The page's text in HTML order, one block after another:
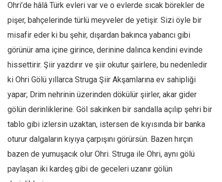
Ohri’de hâlâ Türk evleri var ve o evlerde sıcak börekler de
pişer, bahçelerinde türlü meyveler de yetişir. Sizi öyle bir
misafir eder ki bu şehir, dışardan bakınca yabancı gibi
görünür ama içine girince, derinine dalınca kendini evinde
hissettirir. Şiir yazdırır ve şiir okutur şairlere, bu nedenledir
ki Ohri Gölü yıllarca Struga Şiir Akşamlarına ev sahipliği
yapar; Drim nehrinin üzerinden dökülür şiirler, akar gider
gölün derinliklerine. Göl sakinken bir sandalla açılıp şehri bir
tablo gibi izlersin uzaktan, istersen de kıyısında bir banka
oturur dalgaların kıyıya çarpışını görürsün. Bazen hırçın
bazen de yumuşacık olur Ohri. Struga ile Ohri, aynı gölü
paylaşan iki kardeş gibi de geceleri uzanır gölün